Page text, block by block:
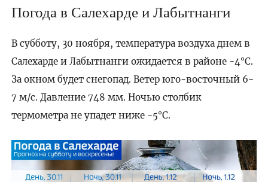
Погода в Салехарде и Лабытнанги
В субботу, 30 ноября, температура воздуха днем в
Салехарде и Лабытнанги ожидается в районе -4°C.
За окном будет снегопад. Ветер юго-восточный 6-
7 м/с. Давление 748 мм. Ночью столбик
термометра не упадет ниже -5°C.